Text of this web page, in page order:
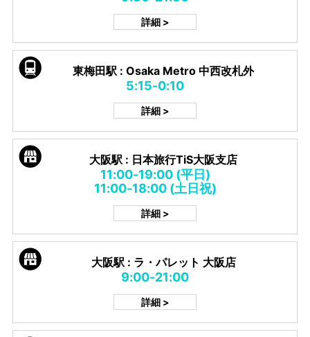
詳細 >
東梅田駅 : Osaka Metro 中西改札外
5:15-0:10
詳細 >
大阪駅 : 日本旅行TiS大阪支店
11:00-19:00 (平日)
11:00-18:00 (土日祝)
詳細 >
大阪駅 : ラ・パレット 大阪店
9:00-21:00
詳細 >